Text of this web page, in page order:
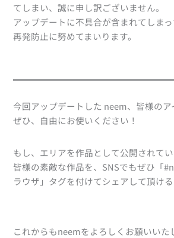
てしまい、誠に申し訳ございません。
アップデートに不具合が含まれてしまっ
再発防止に努めてまいります。
今回アップデートした neem、皆様のア
ぜひ、自由にお使いください！
もし、エリアを作品として公開されてい
皆様の素敵な作品を、SNSでもぜひ「
ラウザ」タグを付けてシェアして頂け
これからもneemをよろしくお願いいた